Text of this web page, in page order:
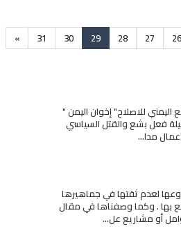
26
27
28
29
30
31
»
للاصلاح" إخوان اليمن "
فعل بشع والقتل السياسي
مدا...
لعدم ثقتها في جماهيرها
بها . وكما وصفناها في مقال
أو مشاريع عل...